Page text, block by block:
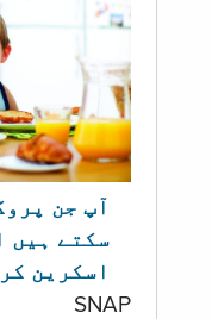
آپ جن
سکتے ہیں
اسکرین
SNAP